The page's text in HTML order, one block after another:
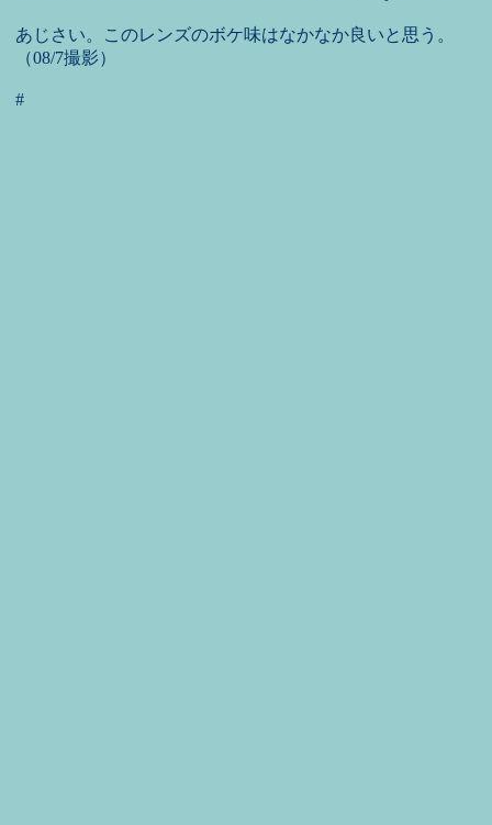
あじさい。このレンズのボケ味はなかなか良いと思う。
（08/7撮影）
#